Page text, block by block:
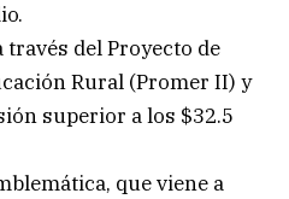
del Proyecto de
Rural (Promer II) y
superior a los $32.5
que viene a